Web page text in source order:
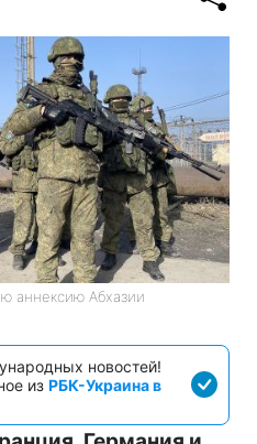
аннексию Абхазии
новостей!
из РБК-Украина в